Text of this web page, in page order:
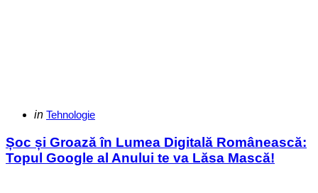
Categories
Posted
in Tehnologie
Șoc și Groază în Lumea Digitală Românească:
Topul Google al Anului te va Lăsa Mască!